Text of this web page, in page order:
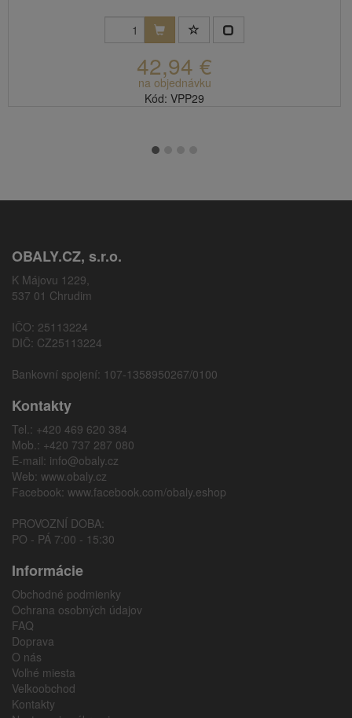
42,94 €
na objednávku
Kód: VPP29
OBALY.CZ, s.r.o.
K Májovu 1229,
537 01 Chrudim
IČO: 25113224
DIČ: CZ25113224
Bankovní spojení: 107-1358950267/0100
Kontakty
Tel.: +420 469 620 384
Mob.: +420 737 287 080
E-mail: info@obaly.cz
Web: www.obaly.cz
Facebook: www.facebook.com/obaly.eshop
PROVOZNÍ DOBA:
PO - PÁ 7:00 - 15:30
Informácie
Obchodné podmienky
Ochrana osobných údajov
FAQ
Doprava
O nás
Voľné miesta
Veľkoobchod
Kontakty